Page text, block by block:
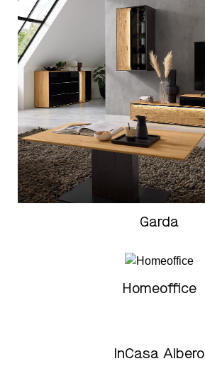
Garda
Homeoffice
InCasa Albero